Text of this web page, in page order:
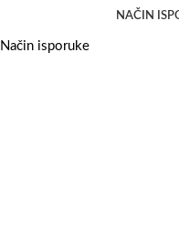
NAČIN
Način isporuke